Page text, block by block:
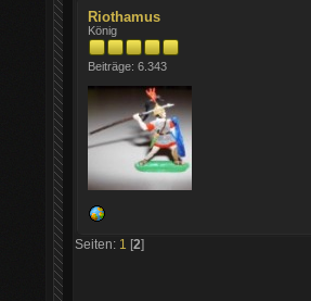
Riothamus
König
Beiträge: 6.343
Seiten: 1 [2]